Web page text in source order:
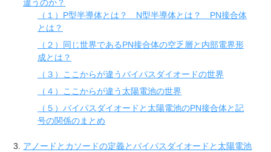
違うのか？
（１）P型半導体とは？ N型半導体とは？ PN接合体
とは？
（２）同じ世界であるPN接合体の空乏層と内部電界形
成とは？
（３）ここからが違うバイパスダイオードの世界
（４）ここからが違う太陽電池の世界
（５）バイパスダイオードと太陽電池のPN接合体と記
号の関係のまとめ
アノードとカソードの定義とバイパスダイオードと太陽電池